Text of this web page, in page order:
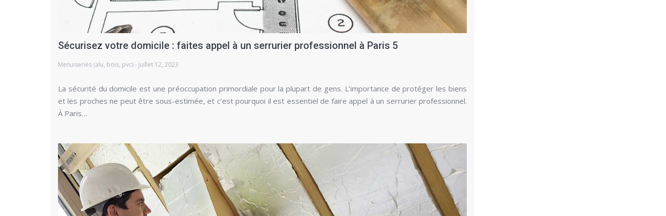
Sécurisez votre domicile : faites appel à un serrurier professionnel à Paris 5
Menuiseries (alu, bois, pvc) - juillet 12, 2023
La sécurité du domicile est une préoccupation primordiale pour la plupart de gens. L’importance de protéger les biens
et les proches ne peut être sous-estimée, et c’est pourquoi il est essentiel de faire appel à un serrurier professionnel.
À Paris…